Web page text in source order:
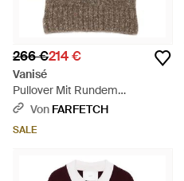
266 €214 €
Vanisé
Pullover Mit Rundem
Ausschnitt - Braun
Von FARFETCH
SALE